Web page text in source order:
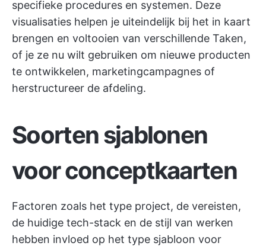
specifieke procedures en systemen. Deze
visualisaties helpen je uiteindelijk bij het in kaart
brengen en voltooien van verschillende Taken,
of je ze nu wilt gebruiken om nieuwe producten
te ontwikkelen, marketingcampagnes of
herstructureer de afdeling.
Soorten sjablonen
voor conceptkaarten
Factoren zoals het type project, de vereisten,
de huidige tech-stack en de stijl van werken
hebben invloed op het type sjabloon voor